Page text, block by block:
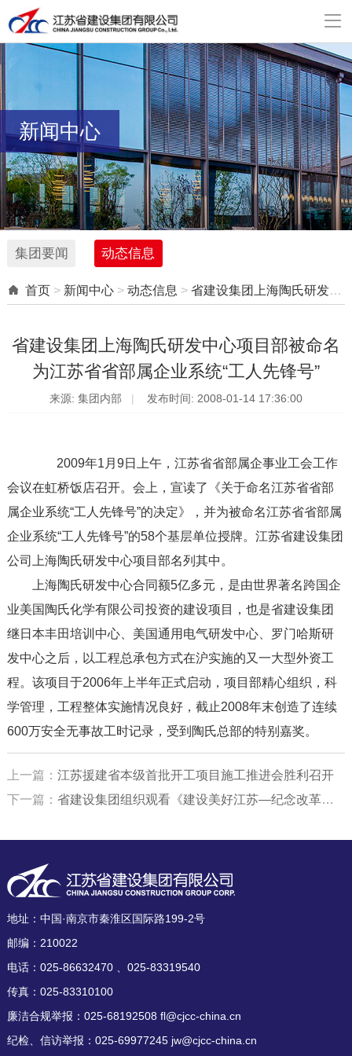

新闻中心
集团要闻 动态信息
 首页 > 新闻中心 >动态信息 >省建设集团上海陶氏研发中心项目部被命名为江苏省省部属企业系统“工人先锋号”
省建设集团上海陶氏研发中心项目部被命名
为江苏省省部属企业系统“工人先锋号”
来源: 集团内部 发布时间: 2008-01-14 17:36:00
2009年1月9日上午，江苏省省部属企事业工会工作
会议在虹桥饭店召开。会上，宣读了《关于命名江苏省省部
属企业系统“工人先锋号”的决定》，并为被命名江苏省省部属
企业系统“工人先锋号”的58个基层单位授牌。江苏省建设集团
公司上海陶氏研发中心项目部名列其中。
上海陶氏研发中心合同额5亿多元，是由世界著名跨国企
业美国陶氏化学有限公司投资的建设项目，也是省建设集团
继日本丰田培训中心、美国通用电气研发中心、罗门哈斯研
发中心之后，以工程总承包方式在沪实施的又一大型外资工
程。该项目于2006年上半年正式启动，项目部精心组织，科
学管理，工程整体实施情况良好，截止2008年末创造了连续
600万安全无事故工时记录，受到陶氏总部的特别嘉奖。
上一篇： 江苏援建省本级首批开工项目施工推进会胜利召开
下一篇： 省建设集团组织观看《建设美好江苏—纪念改革开放30周年大型图片展》
地址：中国·南京市秦淮区国际路199-2号
邮编：210022
电话：025-86632470 、025-83319540
传真：025-83310100
廉洁合规举报：025-68192508 fl@cjcc-china.cn
纪检、信访举报：025-69977245 jw@cjcc-china.cn